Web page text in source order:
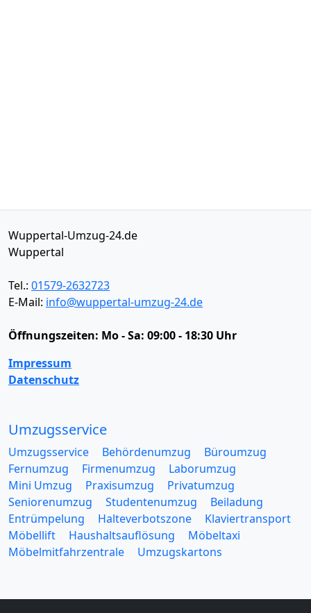
Wuppertal-Umzug-24.de
Wuppertal
Tel.: 01579-2632723
E-Mail: info@wuppertal-umzug-24.de
Öffnungszeiten: Mo - Sa: 09:00 - 18:30 Uhr
Impressum
Datenschutz
Umzugsservice
Umzugsservice Behördenumzug
Büroumzug
Fernumzug
Firmenumzug
Laborumzug
Mini Umzug
Praxisumzug
Privatumzug
Seniorenumzug
Studentenumzug
Beiladung
Entrümpelung
Halteverbotszone
Klaviertransport
Möbellift
Haushaltsauflösung
Möbeltaxi
Möbelmitfahrzentrale
Umzugskartons